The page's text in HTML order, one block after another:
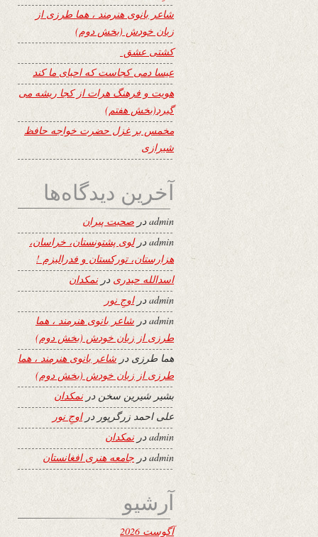
شاعر بانوی هنرمند ، هما طرزی از
زبان خودش (بخش دوم)
کشتی عشق
عیسا دمی کجاست که احیای ما کند
هویت و فرهنگ هرات از کجا ریشه می
گیرد(بخش هفتم)
مخمس بر غزل حضرت خواجه حافظ
شیرازی
آخرین دیدگاه‌ها
adminدر صحبت پیران
admin درلوی پشتونستان، خراسان،
هزارستان، تورکستان و فدرالیزم !
اسدالله حیدری درنمکدان
adminدراوجِ نور
adminدر شاعر بانوی هنرمند ، هما
طرزی از زبان خودش (بخش دوم)
هما طرزی در شاعر بانوی هنرمند ، هما
طرزی از زبان خودش (بخش دوم)
بشیر شیرین سخن درنمکدان
علی احمد زرگرپور دراوجِ نور
adminدرنمکدان
admin در جامعه هنری افغانستان
آرشیو
آگوست 2026